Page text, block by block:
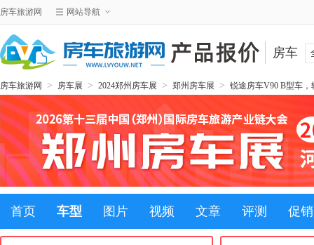
房车旅游网 网站导航
房车
房车旅游网 > 房车展 > 2024郑州房车展 > 郑州房车展 > 锐途房车V90 B型车
首页 车型 图片 视频 文章 评测 促销